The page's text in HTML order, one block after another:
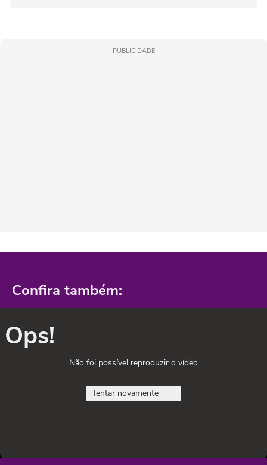
PUBLICIDADE
Confira também:
Ops!
Não foi possível reproduzir o vídeo
Tentar novamente